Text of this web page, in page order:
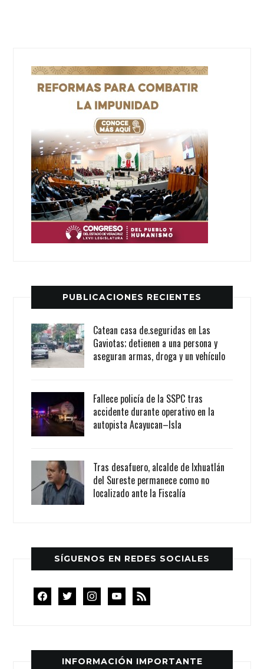
PUBLICACIONES RECIENTES
Catean casa de.seguridas en Las
Gaviotas; detienen a una persona y
aseguran armas, droga y un vehículo
Fallece policía de la SSPC tras
accidente durante operativo en la
autopista Acayucan–Isla
Tras desafuero, alcalde de Ixhuatlán
del Sureste permanece como no
localizado ante la Fiscalía
SÍGUENOS EN REDES SOCIALES
facebooktwitterinstagramyoutube
rss
INFORMACIÓN IMPORTANTE